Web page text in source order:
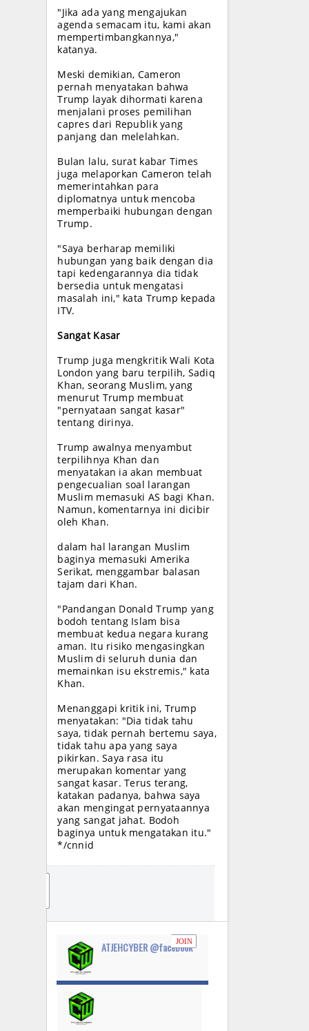
"Jika ada yang mengajukan
agenda semacam itu, kami akan
mempertimbangkannya,"
katanya.
Meski demikian, Cameron
pernah menyatakan bahwa
Trump layak dihormati karena
menjalani proses pemilihan
capres dari Republik yang
panjang dan melelahkan.
Bulan lalu, surat kabar Times
juga melaporkan Cameron telah
memerintahkan para
diplomatnya untuk mencoba
memperbaiki hubungan dengan
Trump.
"Saya berharap memiliki
hubungan yang baik dengan dia
tapi kedengarannya dia tidak
bersedia untuk mengatasi
masalah ini," kata Trump kepada
ITV.
Sangat Kasar
Trump juga mengkritik Wali Kota
London yang baru terpilih, Sadiq
Khan, seorang Muslim, yang
menurut Trump membuat
"pernyataan sangat kasar"
tentang dirinya.
Trump awalnya menyambut
terpilihnya Khan dan
menyatakan ia akan membuat
pengecualian soal larangan
Muslim memasuki AS bagi Khan.
Namun, komentarnya ini dicibir
oleh Khan.
dalam hal larangan Muslim
baginya memasuki Amerika
Serikat, menggambar balasan
tajam dari Khan.
"Pandangan Donald Trump yang
bodoh tentang Islam bisa
membuat kedua negara kurang
aman. Itu risiko mengasingkan
Muslim di seluruh dunia dan
memainkan isu ekstremis," kata
Khan.
Menanggapi kritik ini, Trump
menyatakan: "Dia tidak tahu
saya, tidak pernah bertemu saya,
tidak tahu apa yang saya
pikirkan. Saya rasa itu
merupakan komentar yang
sangat kasar. Terus terang,
katakan padanya, bahwa saya
akan mengingat pernyataannya
yang sangat jahat. Bodoh
baginya untuk mengatakan itu."
*/cnnid
ATJEHCYBER @facebook
JOIN